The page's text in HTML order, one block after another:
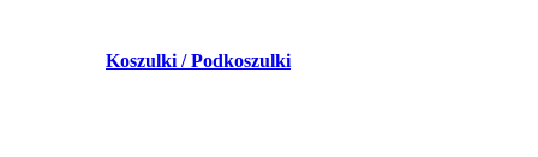
Koszulki / Podkoszulki